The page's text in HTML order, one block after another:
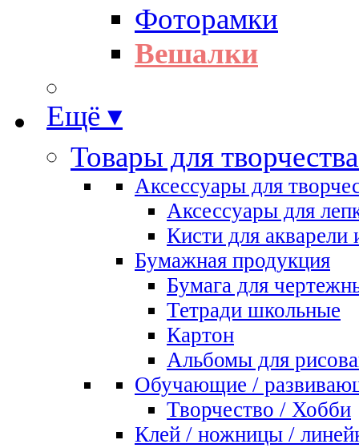
Фоторамки
Вешалки
Ещё ▾
Товары для
Аксессуары для
Аксессуары для
Кисти для акварели
Бумажная продукция
Бумага для
Тетради школьные
Картон
Альбомы для
Обучающие /
Творчество / Хобби
Клей / ножницы /